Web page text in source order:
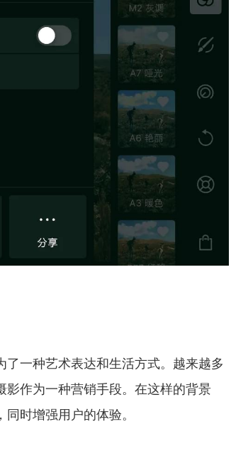
了一种艺术表达和生活方式。越来越多
影作为一种营销手段。在这样的背景
时增强用户的体验。